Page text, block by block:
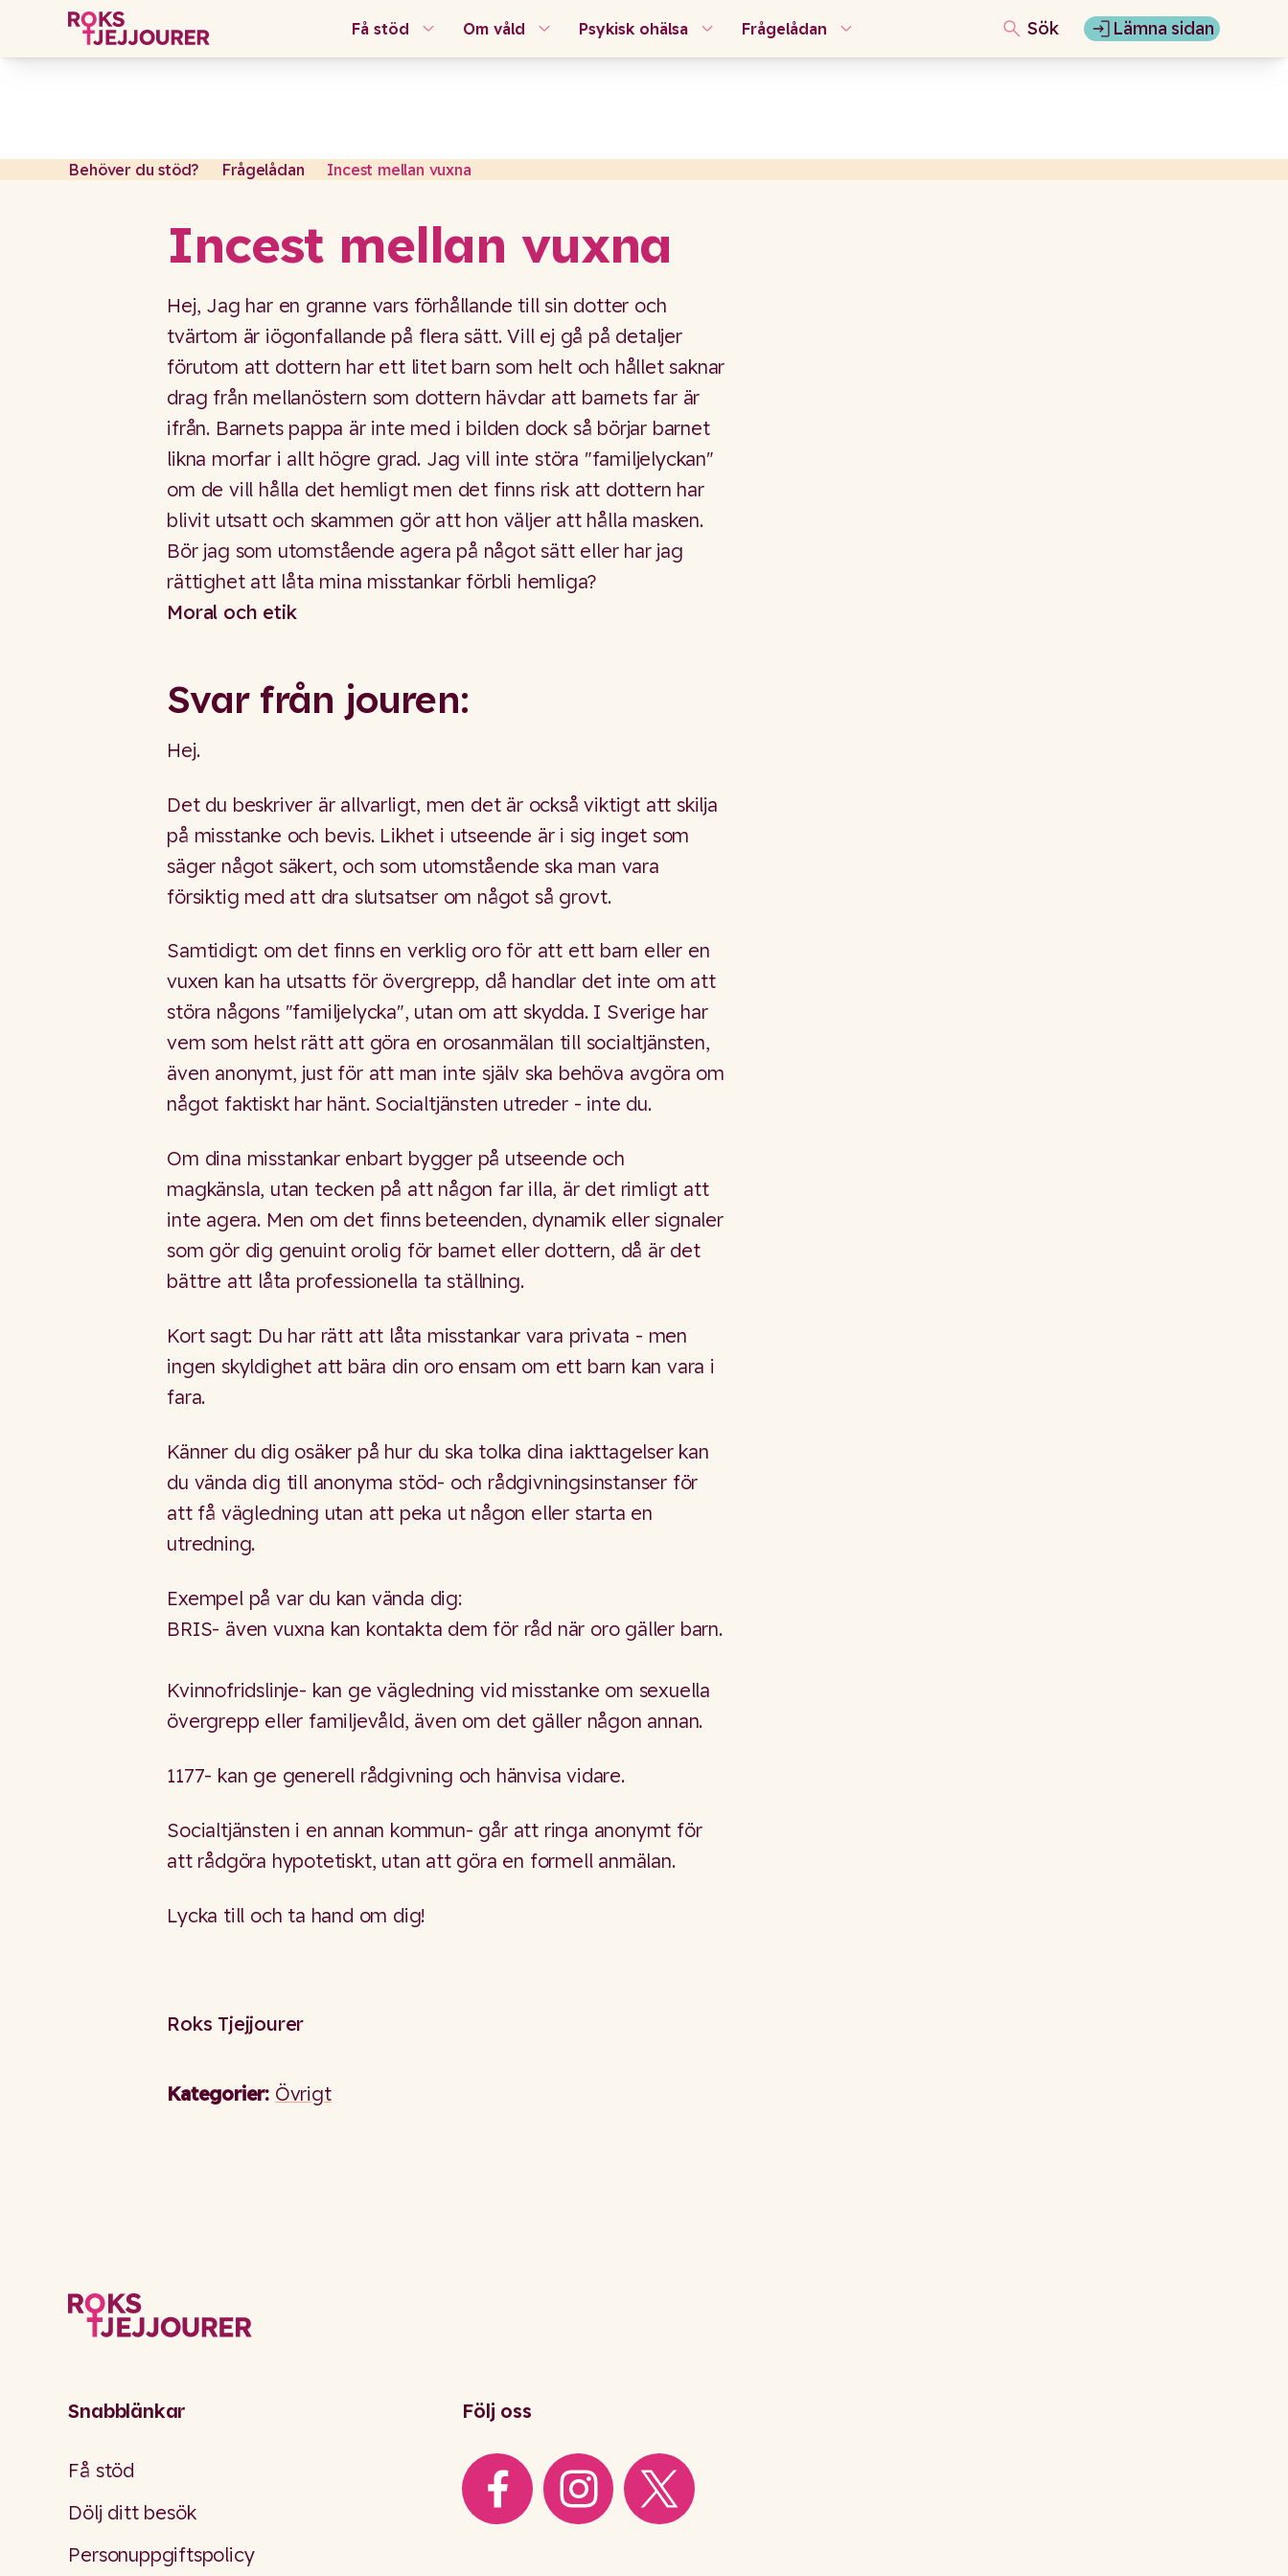
Gå till contentLämna sidan
Få stöd Om våld Psykisk ohälsa Frågelådan Sök Lämna sidan
Behöver du stöd? Frågelådan Incest mellan vuxna
Incest mellan vuxna
Hej, Jag har en granne vars förhållande till sin dotter och
tvärtom är iögonfallande på flera sätt. Vill ej gå på detaljer
förutom att dottern har ett litet barn som helt och hållet saknar
drag från mellanöstern som dottern hävdar att barnets far är
ifrån. Barnets pappa är inte med i bilden dock så börjar barnet
likna morfar i allt högre grad. Jag vill inte störa "familjelyckan"
om de vill hålla det hemligt men det finns risk att dottern har
blivit utsatt och skammen gör att hon väljer att hålla masken.
Bör jag som utomstående agera på något sätt eller har jag
rättighet att låta mina misstankar förbli hemliga?
Moral och etik
Svar från jouren:
Hej.
Det du beskriver är allvarligt, men det är också viktigt att skilja
på misstanke och bevis. Likhet i utseende är i sig inget som
säger något säkert, och som utomstående ska man vara
försiktig med att dra slutsatser om något så grovt.
Samtidigt: om det finns en verklig oro för att ett barn eller en
vuxen kan ha utsatts för övergrepp, då handlar det inte om att
störa någons "familjelycka", utan om att skydda. I Sverige har
vem som helst rätt att göra en orosanmälan till socialtjänsten,
även anonymt, just för att man inte själv ska behöva avgöra om
något faktiskt har hänt. Socialtjänsten utreder - inte du.
Om dina misstankar enbart bygger på utseende och
magkänsla, utan tecken på att någon far illa, är det rimligt att
inte agera. Men om det finns beteenden, dynamik eller signaler
som gör dig genuint orolig för barnet eller dottern, då är det
bättre att låta professionella ta ställning.
Kort sagt: Du har rätt att låta misstankar vara privata - men
ingen skyldighet att bära din oro ensam om ett barn kan vara i
fara.
Känner du dig osäker på hur du ska tolka dina iakttagelser kan
du vända dig till anonyma stöd- och rådgivningsinstanser för
att få vägledning utan att peka ut någon eller starta en
utredning.
Exempel på var du kan vända dig:
BRIS- även vuxna kan kontakta dem för råd när oro gäller barn.
Kvinnofridslinje- kan ge vägledning vid misstanke om sexuella
övergrepp eller familjevåld, även om det gäller någon annan.
1177- kan ge generell rådgivning och hänvisa vidare.
Socialtjänsten i en annan kommun- går att ringa anonymt för
att rådgöra hypotetiskt, utan att göra en formell anmälan.
Lycka till och ta hand om dig!
Roks Tjejjourer
Kategorier: Övrigt
Snabblänkar
Få stöd
Dölj ditt besök
Personuppgiftspolicy
Följ oss